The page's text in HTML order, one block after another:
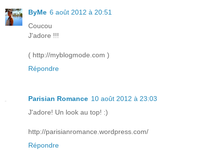
ByMe 6 août 2012 à 20:51
Coucou
J'adore !!!
( http://myblogmode.com )
Répondre
Parisian Romance 10 août 2012 à 23:03
J'adore! Un look au top! :)
http://parisianromance.wordpress.com/
Répondre